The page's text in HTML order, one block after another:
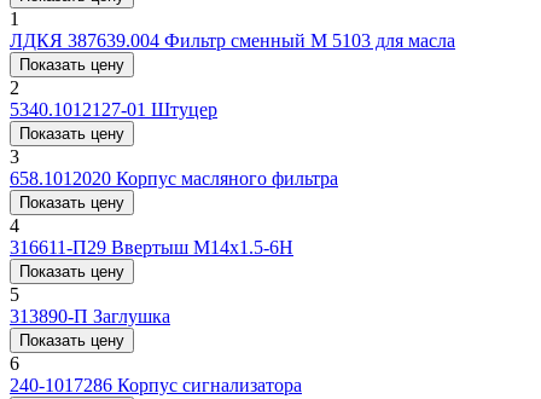
1
ЛДКЯ 387639.004 Фильтр сменный М 5103 для масла
Показать цену
2
5340.1012127-01 Штуцер
Показать цену
3
658.1012020 Корпус масляного фильтра
Показать цену
4
316611-П29 Ввертыш М14х1.5-6Н
Показать цену
5
313890-П Заглушка
Показать цену
6
240-1017286 Корпус сигнализатора